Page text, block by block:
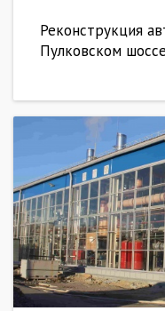
Реконструкция
Пулковском